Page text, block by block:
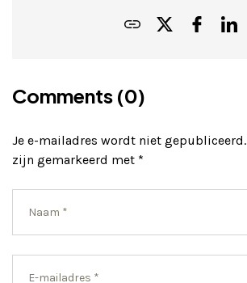
Comments (0)
Je e-mailadres wordt niet gepubliceerd.
zijn gemarkeerd met *